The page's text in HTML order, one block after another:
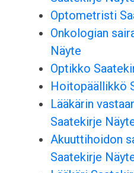
Optometristi
Onkologian
Näyte
Optikko
Hoitopäällikkö
Lääkärin
Saatekirje
Akuuttihoidon
Saatekirje